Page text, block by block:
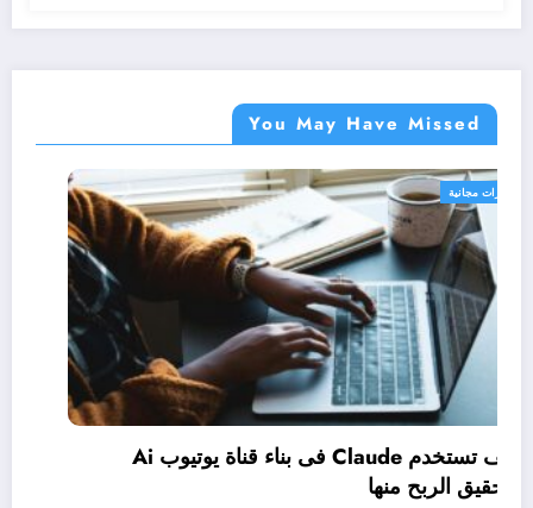
You May Have Missed
دورات مجانية
وتحقيق الربح منها